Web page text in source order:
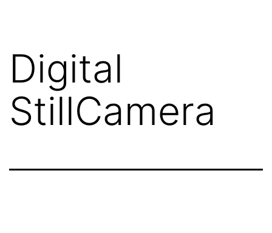
Digital
StillCamera